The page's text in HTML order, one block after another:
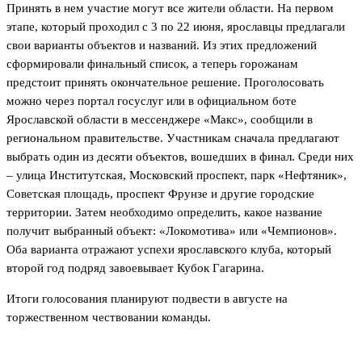
Принять в нем участие могут все жители области. На первом
этапе, который проходил с 3 по 22 июня, ярославцы предлагали
свои варианты объектов и названий. Из этих предложений
сформировали финальный список, а теперь горожанам
предстоит принять окончательное решение. Проголосовать
можно через портал госуслуг или в официальном боте
Ярославской области в мессенджере «Макс», сообщили в
региональном правительстве. Участникам сначала предлагают
выбрать один из десяти объектов, вошедших в финал. Среди них
– улица Институтская, Московский проспект, парк «Нефтяник»,
Советская площадь, проспект Фрунзе и другие городские
территории. Затем необходимо определить, какое название
получит выбранный объект: «Локомотива» или «Чемпионов».
Оба варианта отражают успехи ярославского клуба, который
второй год подряд завоевывает Кубок Гагарина.
Итоги голосования планируют подвести в августе на
торжественном чествовании команды.